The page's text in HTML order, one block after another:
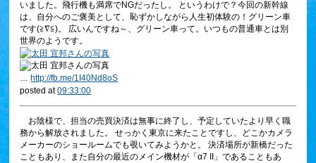
いました。飛行機も満席でNGだったし。 というわけで？今回の新幹線
は、自分へのご褒美として、恥ずかしながら人生初体験の！グリーン車
です(≧∇≦)。
広いんですね～、グリーン車って。いつもの普通車とは別
世界のようです。
… http://fb.me/1I40Nd8oS
posted at09:33:00
お陰様で、担当の売買決済は無事に終了し、予定していたより早く職
務から解放されました。 せっかく東京に来たことですし、どこかカメラ
メーカーのショールームでも覗いてみようかと。 決済場所が新橋だった
こともあり、また自分の最近のメイン機材が「α7 II」であることもあ